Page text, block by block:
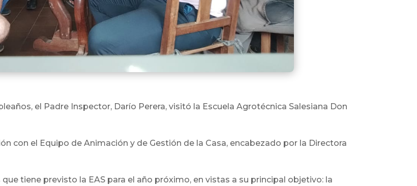
el Padre Inspector, Darío Perera, visitó la Escuela Agrotécnica Salesiana Don
con el Equipo de Animación y de Gestión de la Casa, encabezado por la Directora
tiene previsto la EAS para el año próximo, en vistas a su principal objetivo: la